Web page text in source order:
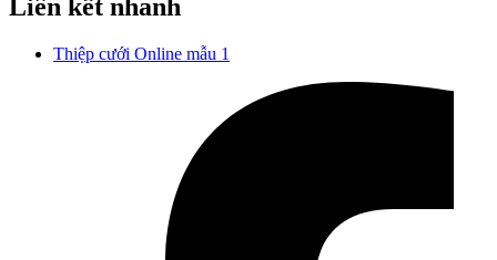
Liên kết nhanh
Thiệp cưới Online mẫu 1